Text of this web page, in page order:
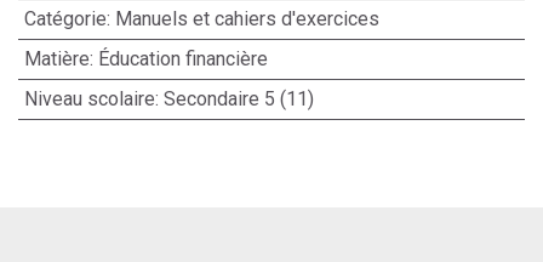
Catégorie: Manuels et cahiers d'exercices
Matière: Éducation financière
Niveau scolaire: Secondaire 5 (11)